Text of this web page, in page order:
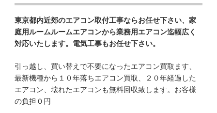
東京都内近郊のエアコン取付工事ならお任せ下さい、家
庭用ルームルームエアコンから業務用エアコン迄幅広く
対応いたします。電気工事もお任せ下さい。
引っ越し、買い替えで不要になったエアコン買取ます、
最新機種から１０年落ちエアコン買取、２０年経過した
エアコン、壊れたエアコンも無料回収致します。お客様
の負担０円